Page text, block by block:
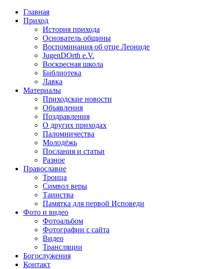
Главная
Приход
История прихода
Основатель общины
Воспоминания об отце Леониде
JugenDOrth e.V.
Воскресная школа
Библиотека
Лавка
Материалы
Приходские новости
Объявления
Поздравления
О других приходах
Паломничества
Молодёжь
Послания и статьи
Разное
Православие
Троица
Символ веры
Таинства
Памятка для первой Исповеди
Фото и видео
Фотоальбом
Фотографии с сайта
Видео
Трансляции
Богослужения
Контакт